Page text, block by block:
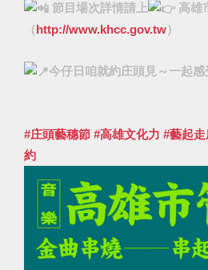
節目場次詳情請上
高雄
（http://www.khcc.gov.tw）
今仔日咱就約庄頭見～一起感
#庄頭藝穗節 #高雄文化力 #藝起走
約